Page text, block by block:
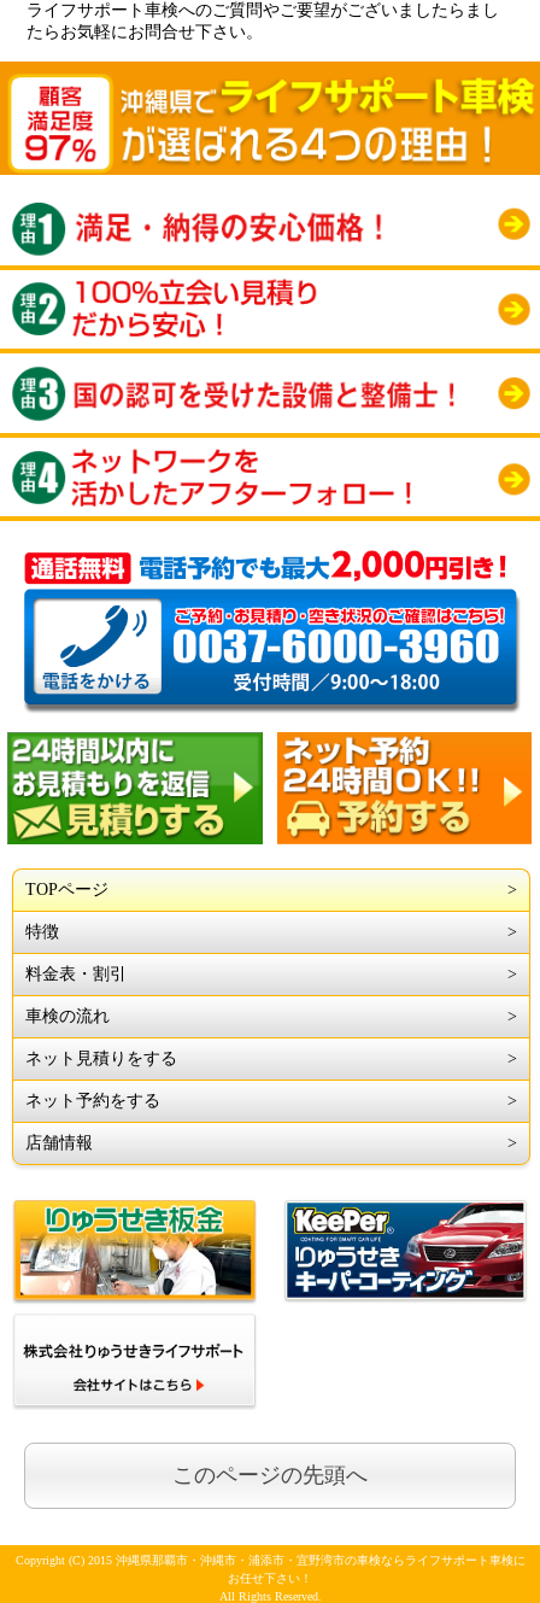
ライフサポート車検へのご質問やご要望がございましたらまし
たらお気軽にお問合せ下さい。
TOPページ
特徴
料金表・割引
車検の流れ
ネット見積りをする
ネット予約をする
店舗情報
このページの先頭へ
Copyright (C) 2015 沖縄県那覇市・沖縄市・浦添市・宜野湾市の車検ならライフサポート車検に
お任せ下さい！
All Rights Reserved.